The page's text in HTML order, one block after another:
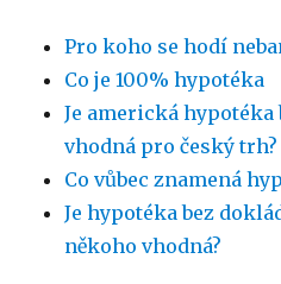
Pro koho se hodí
Co je 100% hypotéka
Je americká
vhodná pro český trh?
Co vůbec znamená
Je hypotéka bez
někoho vhodná?